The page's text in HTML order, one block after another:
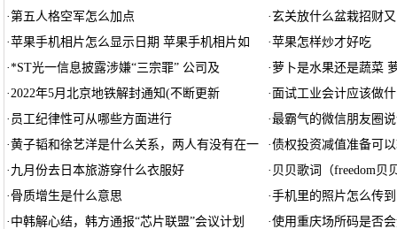
·第五人格空军怎么加点 ·玄关放什么盆栽招财
·苹果手机相片怎么显示日期 苹果手机相片如 ·苹果怎样炒才好吃
·*ST光一信息披露涉嫌“三宗罪” 公司及 · 萝卜是水果还是蔬菜
·2022年5月北京地铁解封通知(不断更新 · 面试工业会计应该做
· 员工纪律性可从哪些方面进行 ·最霸气的微信朋友圈
·黄子韬和徐艺洋是什么关系，两人有没有在一 ·债权投资减值准备可
· 九月份去日本旅游穿什么衣服好 · 贝贝歌词（freedom贝
· 骨质增生是什么意思 ·手机里的照片怎么传
· 中韩解心结，韩方通报“芯片联盟”会议计划 ·使用重庆场所码是否